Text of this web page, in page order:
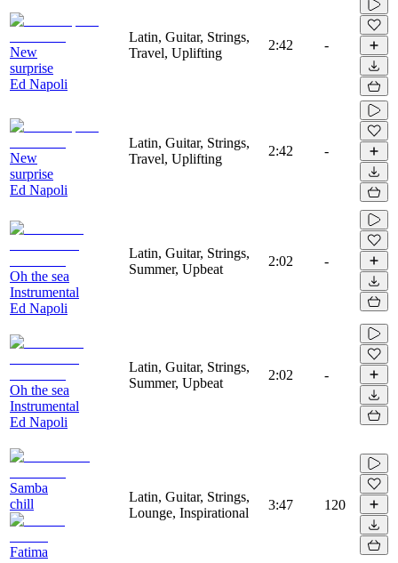
New
surprise
Ed Napoli
Latin, Guitar, Strings,
Travel, Uplifting
2:42 -
New
surprise
Ed Napoli
Latin, Guitar, Strings,
Travel, Uplifting
2:42 -
Oh the sea
Instrumental
Ed Napoli
Latin, Guitar, Strings,
Summer, Upbeat
2:02 -
Oh the sea
Instrumental
Ed Napoli
Latin, Guitar, Strings,
Summer, Upbeat
2:02 -
Samba
chill
Fatima
Latin, Guitar, Strings,
Lounge, Inspirational
3:47 120